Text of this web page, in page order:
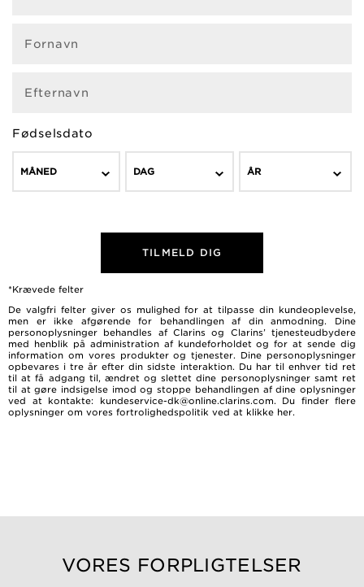
Fornavn
Efternavn
Fødselsdato
MÅNED DAG ÅR
TILMELD DIG
*Krævede felter
De valgfri felter giver os mulighed for at tilpasse din kundeoplevelse,
men er ikke afgørende for behandlingen af ​​din anmodning. Dine
personoplysninger behandles af Clarins og Clarins’ tjenesteudbydere
med henblik på administration af kundeforholdet og for at sende dig
information om vores produkter og tjenester. Dine personoplysninger
opbevares i tre år efter din sidste interaktion. Du har til enhver tid ret
til at få adgang til, ændret og slettet dine personoplysninger samt ret
til at gøre indsigelse imod og stoppe behandlingen af dine oplysninger
ved at kontakte: kundeservice-dk@online.clarins.com. Du finder flere
oplysninger om vores fortrolighedspolitik ved at klikke her.
VORES FORPLIGTELSER